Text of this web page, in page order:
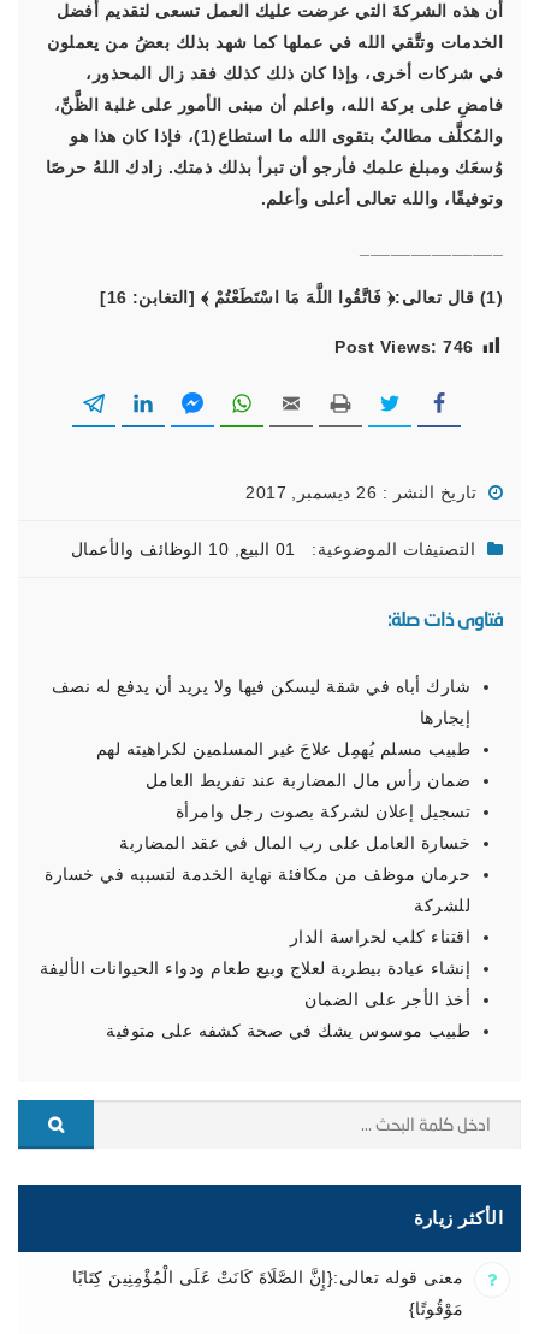
أن هذه الشركةَ التي عرضت عليك العمل تسعى لتقديم أفضل
الخدمات وتتَّقي الله في عملها كما شهد بذلك بعضُ من يعملون
في شركات أخرى، وإذا كان ذلك كذلك فقد زال المحذور،
فامضِ على بركة الله، واعلم أن مبنى الأمور على غلبة الظَّنِّ،
والمُكلَّف مطالبٌ بتقوى الله ما استطاع(1)، فإذا كان هذا هو
وُسعَك ومبلغ علمك فأرجو أن تبرأ بذلك ذمتك. زادك اللهُ حرصًا
وتوفيقًا، والله تعالى أعلى وأعلم.
(1) قال تعالى: ﴿ فَاتَّقُوا اللَّهَ مَا اسْتَطَعْتُمْ ﴾ [التغابن: 16]
Post Views: 746
تاريخ النشر : 26 ديسمبر, 2017
التصنيفات الموضوعية: 01 البيع 10 الوظائف والأعمال
فتاوى ذات صلة:
شارك أباه في شقة ليسكن فيها ولا يريد أن يدفع له نصف
إيجارها
طبيب مسلم يُهمِل علاجَ غير المسلمين لكراهيته لهم
ضمان رأس مال المضاربة عند تفريط العامل
تسجيل إعلان لشركة بصوت رجل وامرأة
خسارة العامل على رب المال في عقد المضاربة
حرمان موظف من مكافئة نهاية الخدمة لتسببه في خسارة
للشركة
اقتناء كلب لحراسة الدار
إنشاء عيادة بيطرية لعلاج وبيع طعام ودواء الحيوانات الأليفة
أخذ الأجر على الضمان
طبيب موسوس يشك في صحة كشفه على متوفية
الأكثر زيارة
معنى قوله تعالى:{إِنَّ الصَّلَاةَ كَانَتْ عَلَى الْمُؤْمِنِينَ كِتَابًا
مَوْقُوتًا}